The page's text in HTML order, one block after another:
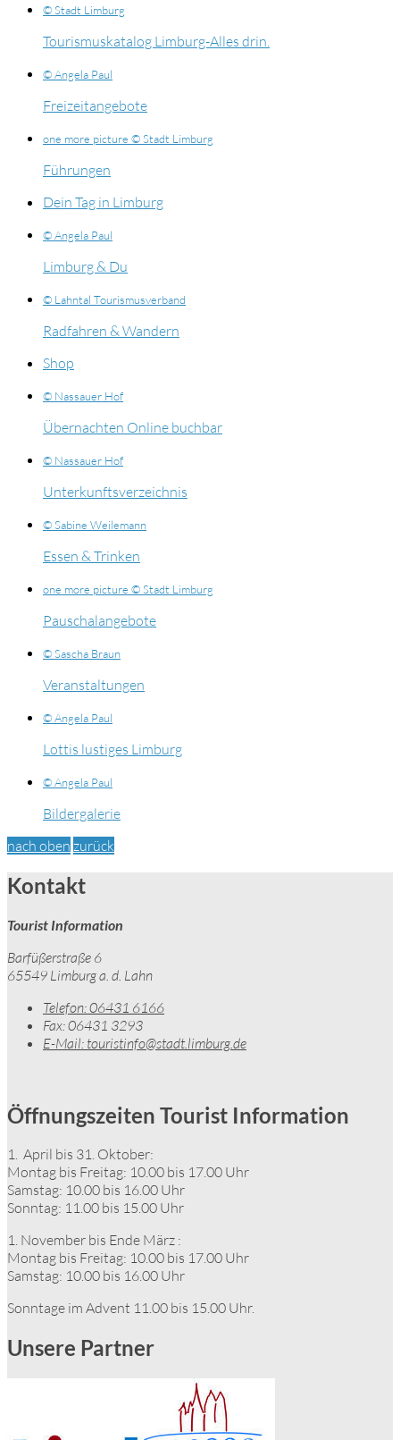
© Stadt Limburg
Tourismuskatalog Limburg-Alles drin.
© Angela Paul
Freizeitangebote
one more picture © Stadt Limburg
Führungen
Dein Tag in Limburg
© Angela Paul
Limburg & Du
© Lahntal Tourismusverband
Radfahren & Wandern
Shop
© Nassauer Hof
Übernachten Online buchbar
© Nassauer Hof
Unterkunftsverzeichnis
© Sabine Weilemann
Essen & Trinken
one more picture © Stadt Limburg
Pauschalangebote
© Sascha Braun
Veranstaltungen
© Angela Paul
Lottis lustiges Limburg
© Angela Paul
Bildergalerie
nach oben zurück
Kontakt
Tourist Information
Barfüßerstraße 6
65549 Limburg a. d. Lahn
Telefon:06431 6166
Fax:06431 3293
E-Mail: touristinfo@stadt.limburg.de
Öffnungszeiten Tourist Information
1. April bis 31. Oktober:
Montag bis Freitag: 10.00 bis 17.00 Uhr
Samstag: 10.00 bis 16.00 Uhr
Sonntag: 11.00 bis 15.00 Uhr
1. November bis Ende März :
Montag bis Freitag: 10.00 bis 17.00 Uhr
Samstag: 10.00 bis 16.00 Uhr
Sonntage im Advent 11.00 bis 15.00 Uhr.
Unsere Partner